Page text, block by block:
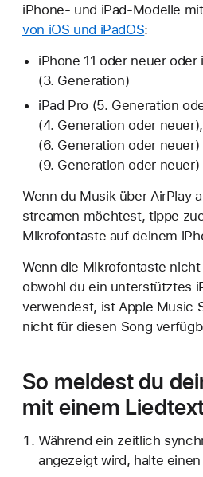
iPhone- und iPad-Modelle
von iOS und iPadOS:
iPhone 11 oder neuer oder
(3. Generation)
iPad Pro (5. Generation
(4. Generation oder
(6. Generation oder neuer)
(9. Generation oder neuer)
Wenn du Musik über AirPlay
streamen möchtest, tippe
Mikrofontaste auf deinem
Wenn die Mikrofontaste
obwohl du ein unterstütztes
verwendest, ist Apple Music
nicht für diesen Song
So meldest du
mit einem
Während ein zeitlich
angezeigt wird, halte